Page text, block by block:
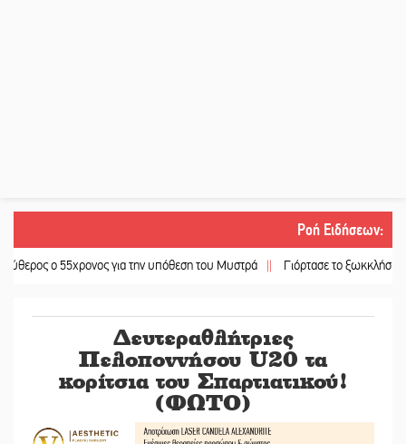
Ροή Ειδήσεων:
55χρονος για την υπόθεση του Μυστρά || Γιόρτασε το ξωκκλήσι της Αγίας
Δευτεραθλήτριες
Πελοποννήσου U20 τα
κορίτσια του Σπαρτιατικού!
(ΦΩΤΟ)